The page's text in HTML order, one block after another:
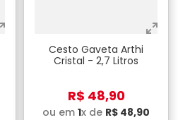
Cesto Gaveta Arthi
Cristal - 2,7 Litros
R$ 48,90
ou em 1x de R$ 48,90